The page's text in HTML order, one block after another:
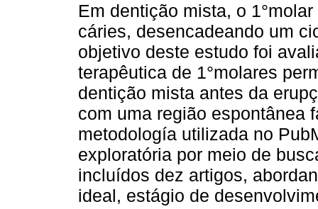
Em dentição mista, o
cáries, desencadeando um
objetivo deste estudo foi
terapêutica de 1°molares
dentição mista antes da
com uma região espontânea
metodología utilizada no
exploratória por meio de
incluídos dez artigos,
ideal, estágio de